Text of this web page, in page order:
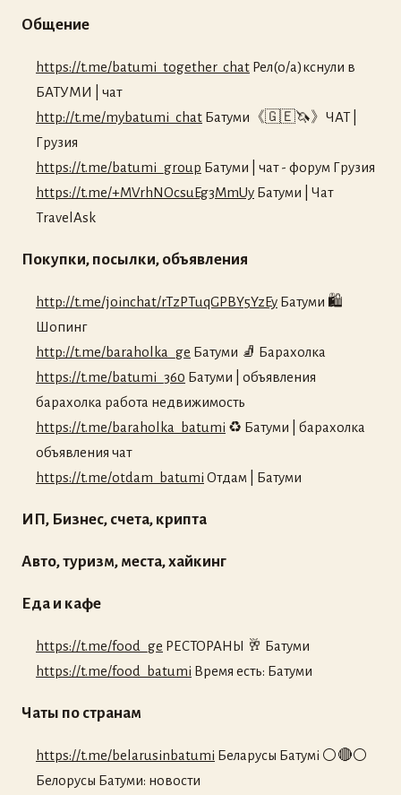
Общение
https://t.me/batumi_together_chat Рел(о/а)кснули в
БАТУМИ | чат
http://t.me/mybatumi_chat Батуми《🇬🇪🦄》ЧАТ |
Грузия
https://t.me/batumi_group Батуми | чат - форум Грузия
https://t.me/+MVrhNOcsuEg3MmUy Батуми | Чат
TravelAsk
Покупки, посылки, объявления
http://t.me/joinchat/rTzPTuqGPBY5YzEy Батуми 🛍
Шопинг
http://t.me/baraholka_ge Батуми 🧦 Барахолка
https://t.me/batumi_360 Батуми | объявления
барахолка работа недвижимость
https://t.me/baraholka_batumi ♻️ Батуми | барахолка
объявления чат
https://t.me/otdam_batumi Отдам | Батуми
ИП, Бизнес, счета, крипта
Авто, туризм, места, хайкинг
Еда и кафе
https://t.me/food_ge РЕСТОРАНЫ 🥂 Батуми
https://t.me/food_batumi Время есть: Батуми
Чаты по странам
https://t.me/belarusinbatumi Беларусы Батумі ⚪️🔴⚪️
Белорусы Батуми: новости